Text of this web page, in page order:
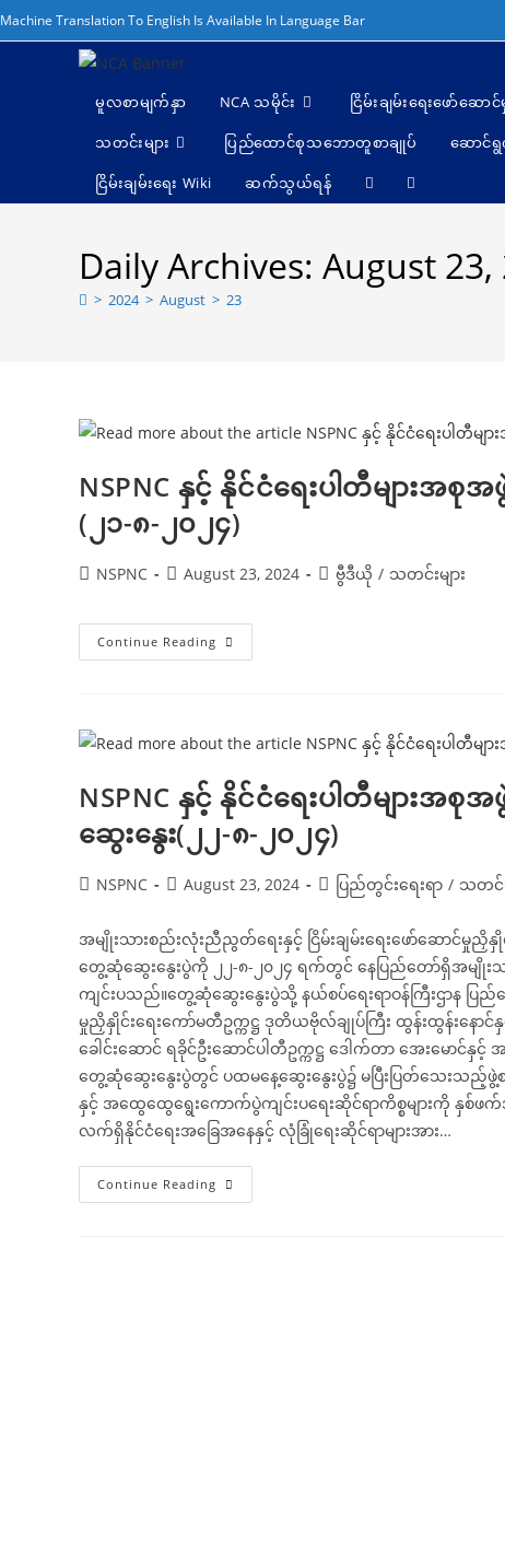
Skip
to
Machine Translation To English Is Available In Language Bar
မူလစာမျက်နှာ NCA သမိုင်း ငြိမ်းချမ်းရေးဖော်‌ဆောင်
သတင်းများ ပြည်ထောင်စုသဘောတူစာချုပ် ဆောင်ရွ
ငြိမ်းချမ်းရေး Wiki ဆက်သွယ်ရန်
Toggle
search
Daily Archives: August 23,
> 2024 > August > 23
NSPNC နှင့် နိုင်ငံရေးပါတီမျာ
(၂၁-၈-၂၀၂၄)
PostNSPNC
PostAugust 23, 2024
Postဗွီဒီယို / သတင်းများ
Continue Reading NSPNC
နှင့်
အဖွဲ့၏
အလုပ်
တို့
တွေ့ဆုံ
ဆွေးနွေး
(၂၁-၈-၂၀၂၄)
NSPNC နှင့် နိုင်ငံရေးပါတီမျ
ဆွေးနွေး(၂၂-၈-၂၀၂၄)
PostNSPNC
PostAugust 23, 2024
Postပြည်တွင်းရေးရာ / သတင်း
အမျိုးသားစည်းလုံးညီညွတ်ရေးနှင့် ငြိမ်းချမ်းရေးဖော်ဆောင်
တွေ့ဆုံဆွေးနွေးပွဲကို ၂၂-၈-၂၀၂၄ ရက်တွင် နေပြည်တော်ရှိအမျိုး
ကျင်းပသည်။တွေ့ဆုံဆွေးနွေးပွဲသို့ နယ်စပ်ရေးရာဝန်ကြီးဌာန ပြည်
မှုညှိနှိုင်းရေးကော်မတီဥက္ကဋ္ဌ ဒုတိယဗိုလ်ချုပ်ကြီး ထွန်းထွန်းနော
ခေါင်းဆောင် ရခိုင်ဦးဆောင်ပါတီဥက္ကဋ္ဌ ဒေါက်တာ အေးမော
တွေ့ဆုံဆွေးနွေးပွဲတွင် ပထမနေ့ဆွေးနွေးပွဲ၌ မပြီးပြတ်သေးသည့်ဖွဲ့
နှင့် အထွေထွေရွေးကောက်ပွဲကျင်းပရေးဆိုင်ရာကိစ္စများကို နှစ်
လက်ရှိနိုင်ငံရေးအခြေအနေနှင့် လုံခြုံရေးဆိုင်ရာများအား…
Continue Reading NSPNC
နှင့်